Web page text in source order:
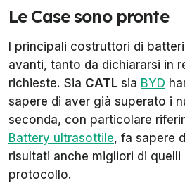
Le Case sono pronte
I principali costruttori di
avanti, tanto da dichiararsi in
richieste. Sia CATL sia BYD
sapere di aver già superato i
seconda, con particolare
Battery ultrasottile, fa sapere
risultati anche migliori di quelli
protocollo.